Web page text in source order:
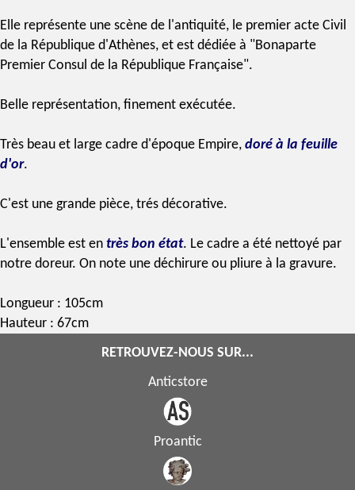
Elle représente une scène de l'antiquité, le premier acte Civil
de la République d'Athènes, et est dédiée à "Bonaparte
Premier Consul de la République Française".
Belle représentation, finement exécutée.
Très beau et large cadre d'époque Empire, doré à la feuille
d'or.
C'est une grande pièce, trés décorative.
L'ensemble est en très bon état. Le cadre a été nettoyé par
notre doreur. On note une déchirure ou pliure à la gravure.
Longueur : 105cm
Hauteur : 67cm
RETROUVEZ-NOUS SUR...
Anticstore
Proantic